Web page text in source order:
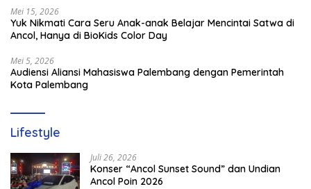
Mei 15, 2026
Yuk Nikmati Cara Seru Anak-anak Belajar Mencintai Satwa di
Ancol, Hanya di BioKids Color Day
Mei 5, 2026
Audiensi Aliansi Mahasiswa Palembang dengan Pemerintah
Kota Palembang
Lifestyle
Juli 26, 2026
Konser “Ancol Sunset Sound” dan Undian
Ancol Poin 2026